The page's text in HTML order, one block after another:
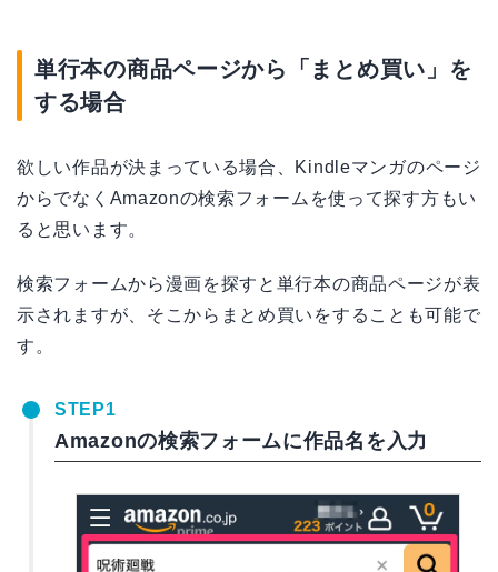
単行本の商品ページから「まとめ買い」を
する場合
欲しい作品が決まっている場合、Kindleマンガのページ
からでなくAmazonの検索フォームを使って探す方もい
ると思います。
検索フォームから漫画を探すと単行本の商品ページが表
示されますが、そこからまとめ買いをすることも可能で
す。
STEP1
Amazonの検索フォームに作品名を入力